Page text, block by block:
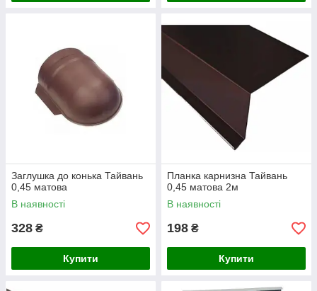
Заглушка до конька Тайвань
0,45 матова
В наявності
328 ₴
Купити
Планка карнизна Тайвань
0,45 матова 2м
В наявності
198 ₴
Купити